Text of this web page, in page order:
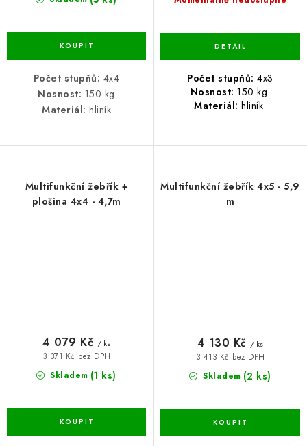
Počet stupňů: 4x4
Nosnost: 150 kg
Materiál: hliník
Počet stupňů: 4x3
Nosnost: 150 kg
Materiál: hliník
Multifunkční žebřík +
plošina 4x4 - 4,7m
Skladem (1 ks)
3 371 Kč bez DPH
4 079 Kč / ks
Multifunkční žebřík 4x5 - 5,9
m
Skladem (2 ks)
3 413 Kč bez DPH
4 130 Kč / ks